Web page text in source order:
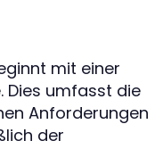
mit einer
Dies umfasst die
Anforderungen
der